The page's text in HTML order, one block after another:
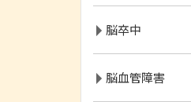
脳卒中
脳血管障害